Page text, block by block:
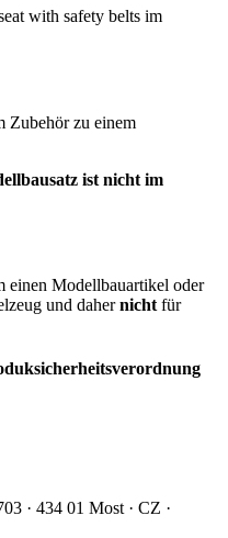
with safety belts im
Zubehör zu einem
ist nicht im
einen Modellbauartikel oder
und dahernicht für
· 434 01 Most · CZ ·